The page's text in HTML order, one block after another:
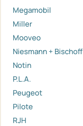
Megamobil
Miller
Mooveo
Niesmann + Bischoff
Notin
P.L.A.
Peugeot
Pilote
RJH